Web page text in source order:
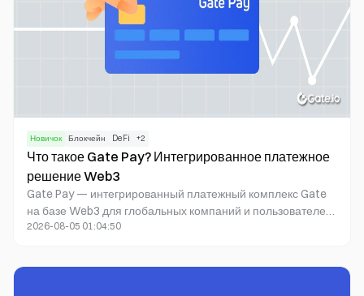
Новичок Блокчейн DeFi +2
Что такое Gate Pay? Интегрированное платежное
решение Web3
Gate Pay — интегрированный платежный комплекс Gate
на базе Web3 для глобальных компаний и пользователей.
Сервис поддерживает крипто коллекцию, выплаты,
2026-08-05 01:04:50